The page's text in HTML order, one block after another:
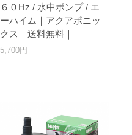
６０Hz / 水中ポンプ / エ
ーハイム｜アクアポニッ
クス｜送料無料｜
5,700円